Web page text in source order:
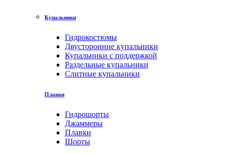
Купальники
Гидрокостюмы
Двусторонние купальники
Купальники с поддержкой
Раздельные купальники
Слитные купальники
Плавки
Гидрошорты
Джаммеры
Плавки
Шорты